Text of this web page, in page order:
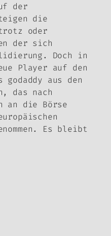
der
die
oder
der sich
Doch in
Player auf den
aus den
das nach
an die Börse
Es bleibt